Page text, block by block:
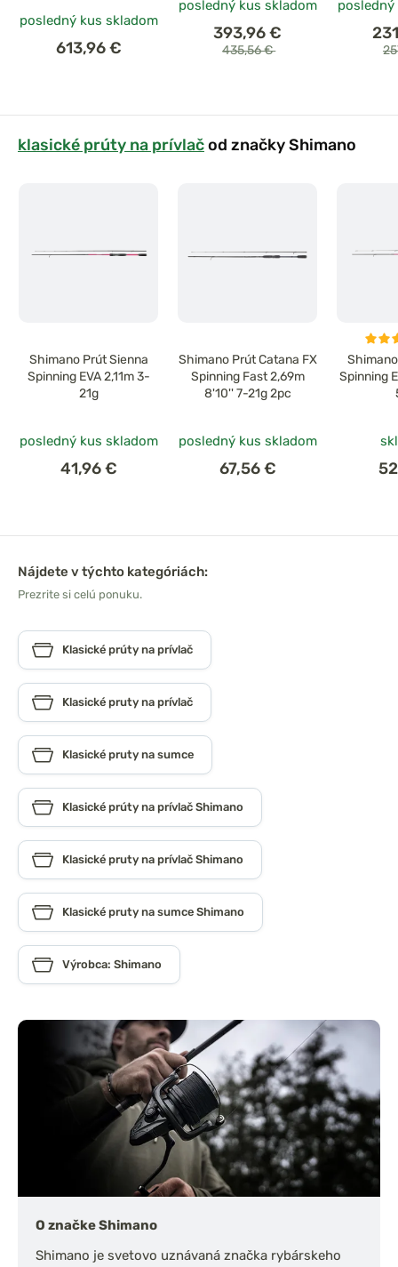
posledný kus skladom
613,96 €
posledný kus skladom
393,96 €
435,56 €
klasické prúty na prívlačod značky Shimano
Shimano Prút Sienna
Spinning EVA 2,11m 3-
21g
posledný kus skladom
41,96 €
Shimano Prút Catana FX
Spinning Fast 2,69m
8'10'' 7-21g 2pc
posledný kus skladom
67,56 €
Spinning
Nájdete v týchto kategóriách:
Prezrite si celú ponuku.
Klasické prúty na prívlač
Klasické pruty na prívlač
Klasické pruty na sumce
Klasické prúty na prívlač Shimano
Klasické pruty na prívlač Shimano
Klasické pruty na sumce Shimano
Výrobca: Shimano
O značke Shimano
Shimano je svetovo uznávaná značka rybárskeho